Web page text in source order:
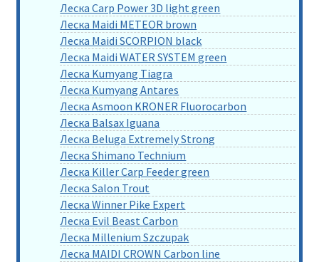
Леска Carp Power 3D light green
Леска Maidi METEOR brown
Леска Maidi SCORPION black
Леска Maidi WATER SYSTEM green
Леска Kumyang Tiagra
Леска Kumyang Antares
Леска Asmoon KRONER Fluorocarbon
Леска Balsax Iguana
Леска Beluga Extremely Strong
Леска Shimano Technium
Леска Killer Carp Feeder green
Леска Salon Trout
Леска Winner Pike Expert
Леска Evil Beast Carbon
Леска Millenium Szczupak
Леска MAIDI CROWN Carbon line